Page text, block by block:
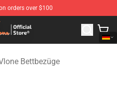
orders over $100
Merchandise Store
Bettbezüge